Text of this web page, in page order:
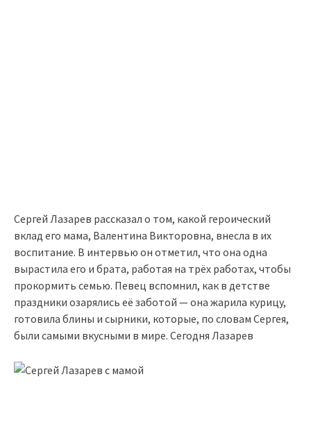
Сергей Лазарев рассказал о том, какой героический
вклад его мама, Валентина Викторовна, внесла в их
воспитание. В интервью он отметил, что она одна
вырастила его и брата, работая на трёх работах, чтобы
прокормить семью. Певец вспомнил, как в детстве
праздники озарялись её заботой — она жарила курицу,
готовила блины и сырники, которые, по словам Сергея,
были самыми вкусными в мире. Сегодня Лазарев